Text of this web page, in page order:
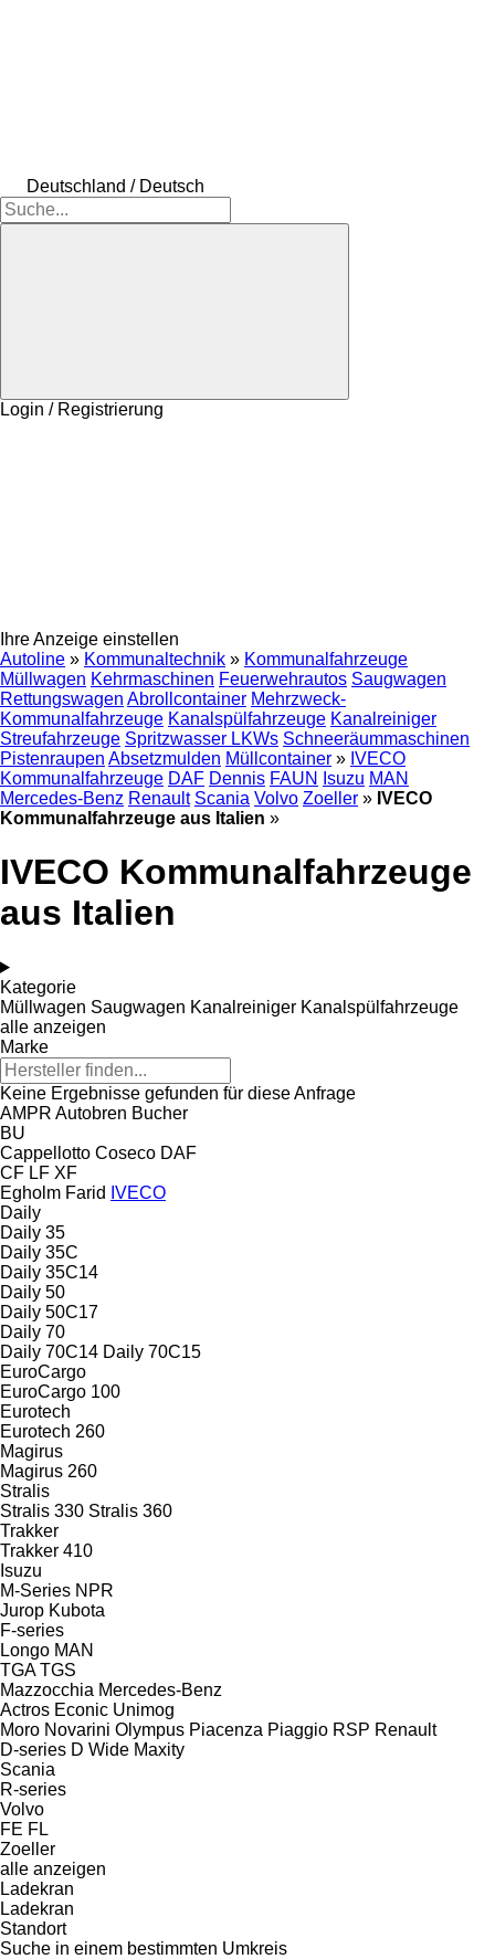
Deutschland / Deutsch
Login / Registrierung
Ihre Anzeige einstellen
Autoline » Kommunaltechnik » Kommunalfahrzeuge
Müllwagen Kehrmaschinen Feuerwehrautos Saugwagen
Rettungswagen Abrollcontainer Mehrzweck-
Kommunalfahrzeuge Kanalspülfahrzeuge Kanalreiniger
Streufahrzeuge Spritzwasser LKWs Schneeräummaschinen
Pistenraupen Absetzmulden Müllcontainer » IVECO
Kommunalfahrzeuge DAF Dennis FAUN Isuzu MAN
Mercedes-Benz Renault Scania Volvo Zoeller » IVECO
Kommunalfahrzeuge aus Italien »
IVECO Kommunalfahrzeuge
aus Italien
Kategorie
Müllwagen Saugwagen Kanalreiniger Kanalspülfahrzeuge
alle anzeigen
Marke
Keine Ergebnisse gefunden für diese Anfrage
AMPR Autobren Bucher
BU
Cappellotto Coseco DAF
CF LF XF
Egholm Farid IVECO
Daily
Daily 35
Daily 35C
Daily 35C14
Daily 50
Daily 50C17
Daily 70
Daily 70C14 Daily 70C15
EuroCargo
EuroCargo 100
Eurotech
Eurotech 260
Magirus
Magirus 260
Stralis
Stralis 330 Stralis 360
Trakker
Trakker 410
Isuzu
M-Series NPR
Jurop Kubota
F-series
Longo MAN
TGA TGS
Mazzocchia Mercedes-Benz
Actros Econic Unimog
Moro Novarini Olympus Piacenza Piaggio RSP Renault
D-series D Wide Maxity
Scania
R-series
Volvo
FE FL
Zoeller
alle anzeigen
Ladekran
Ladekran
Standort
Suche in einem bestimmten Umkreis